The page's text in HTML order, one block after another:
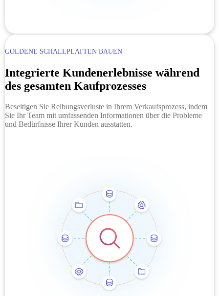
GOLDENE SCHALLPLATTEN BAUEN
Integrierte Kundenerlebnisse während
des gesamten Kaufprozesses
Beseitigen Sie Reibungsverluste in Ihrem Verkaufsprozess, indem
Sie Ihr Team mit umfassenden Informationen über die Probleme
und Bedürfnisse Ihrer Kunden ausstatten.